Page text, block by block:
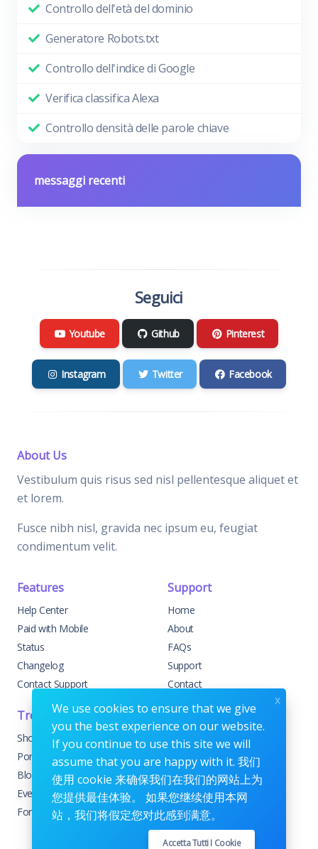
Controllo dell'età del dominio
Generatore Robots.txt
Controllo dell'indice di Google
Verifica classifica Alexa
Controllo densità delle parole chiave
messaggi recenti
Seguici
Youtube Github Pinterest
Instagram Twitter Facebook
About Us
Vestibulum quis risus sed nisl pellentesque aliquet et
et lorem.
Fusce nibh nisl, gravida nec ipsum eu, feugiat
condimentum velit.
Features
Help Center
Paid with Mobile
Status
Changelog
Contact Support
Support
Home
About
FAQs
Support
Contact
Trending
Shop
Portfolio
Blog
Events
Forums
Legal
Knowledge Center
Custom Development
Sponsorships
Terms & Conditions
Privacy Policy
We use cookies to ensure that we give
you the best experience on our website.
If you continue to use this site we will
assume that you are happy with it. 我们
使用 cookie 来确保我们在我们的网站上为
您提供最佳体验。 如果您继续使用本网
站，我们将假定您对此感到满意。
Accetta Tutti I Cookie
x